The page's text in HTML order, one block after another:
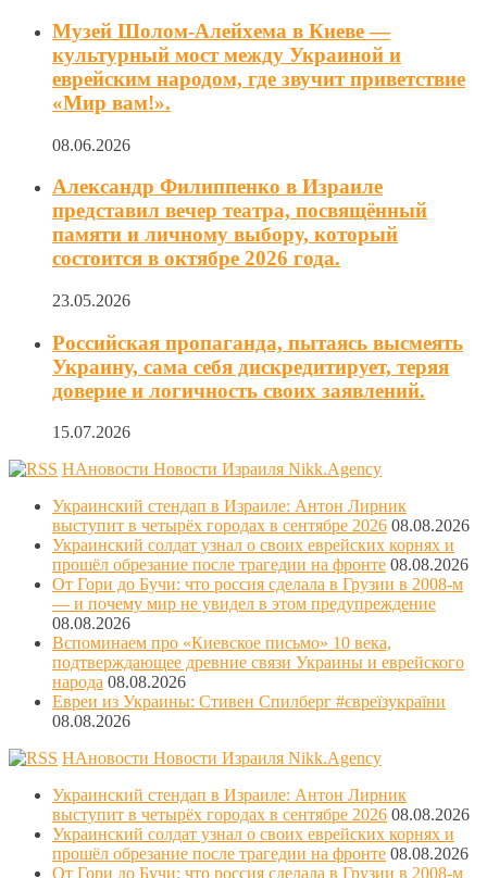
Музей Шолом-Алейхема в Киеве —
культурный мост между Украиной и
еврейским народом, где звучит приветствие
«Мир вам!».
08.06.2026
Александр Филиппенко в Израиле
представил вечер театра, посвящённый
памяти и личному выбору, который
состоится в октябре 2026 года.
23.05.2026
Российская пропаганда, пытаясь высмеять
Украину, сама себя дискредитирует, теряя
доверие и логичность своих заявлений.
15.07.2026
НАновости Новости Израиля Nikk.Agency
Украинский стендап в Израиле: Антон Лирник
выступит в четырёх городах в сентябре 2026 08.08.2026
Украинский солдат узнал о своих еврейских корнях и
прошёл обрезание после трагедии на фронте 08.08.2026
От Гори до Бучи: что россия сделала в Грузии в 2008-м
— и почему мир не увидел в этом предупреждение
08.08.2026
Вспоминаем про «Киевское письмо» 10 века,
подтверждающее древние связи Украины и еврейского
народа 08.08.2026
Евреи из Украины: Стивен Спилберг #євреїзукраїни
08.08.2026
НАновости Новости Израиля Nikk.Agency
Украинский стендап в Израиле: Антон Лирник
выступит в четырёх городах в сентябре 2026 08.08.2026
Украинский солдат узнал о своих еврейских корнях и
прошёл обрезание после трагедии на фронте 08.08.2026
От Гори до Бучи: что россия сделала в Грузии в 2008-м